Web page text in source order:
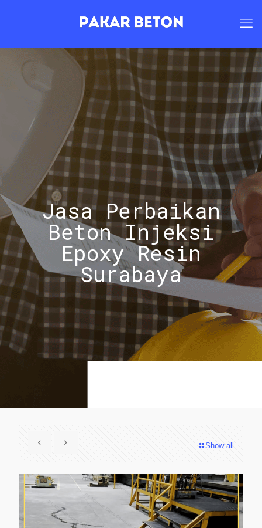
Jasa Perbaikan
Beton Injeksi
Epoxy Resin
Surabaya
Show all